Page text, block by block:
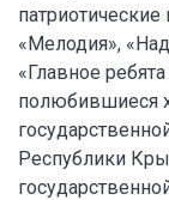
«Мелодия»,
«Главное
полюбившиеся
Республики